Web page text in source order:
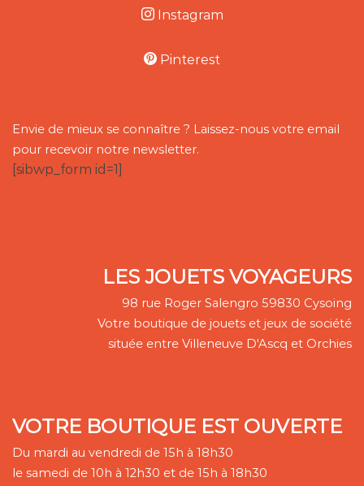
Instagram
Pinterest
Envie de mieux se connaître ? Laissez-nous votre email
pour recevoir notre newsletter.
[sibwp_form id=1]
LES JOUETS VOYAGEURS
98 rue Roger Salengro 59830 Cysoing
Votre boutique de jouets et jeux de société
située entre Villeneuve D'Ascq et Orchies
VOTRE BOUTIQUE EST OUVERTE
Du mardi au vendredi de 15h à 18h30
le samedi de 10h à 12h30 et de 15h à 18h30